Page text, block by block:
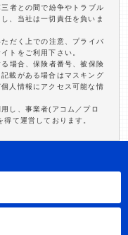
者との間で紛争やトラブル
、当社は一切責任を負いま
だく上での注意、プライバ
トをご利用下さい。
場合、保険者番号、被保険
載がある場合はマスキング
人情報にアクセス可能な情
し、事業者(アコム／プロ
て運営しております。